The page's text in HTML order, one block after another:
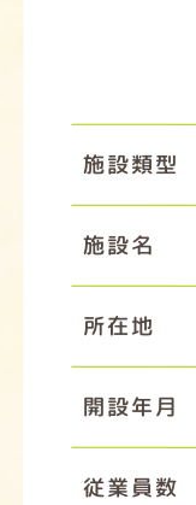
施設類型
施設名
所在地
開設年月
従業員数